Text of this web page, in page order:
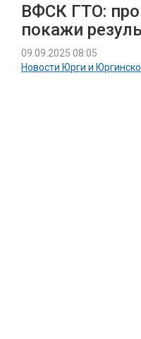
ВФСК ГТО:
покажи
09.09.2025 08:05
Новости Юрги и